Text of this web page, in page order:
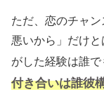
ただ、恋のチャ
悪いから」だけ
がした経験は誰で
付き合いは誰彼